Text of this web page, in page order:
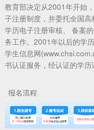
教育部决定从2001年开始
子注册制度，并委托全国
学历电子注册审核、 备案
务工作。2001年以后的学
学生信息网
书认证服务，经认证的学历
报名流程